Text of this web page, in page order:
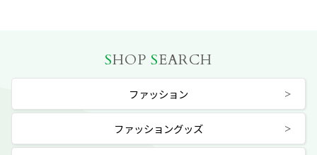
SHOP SEARCH
ファッション
ファッショングッズ